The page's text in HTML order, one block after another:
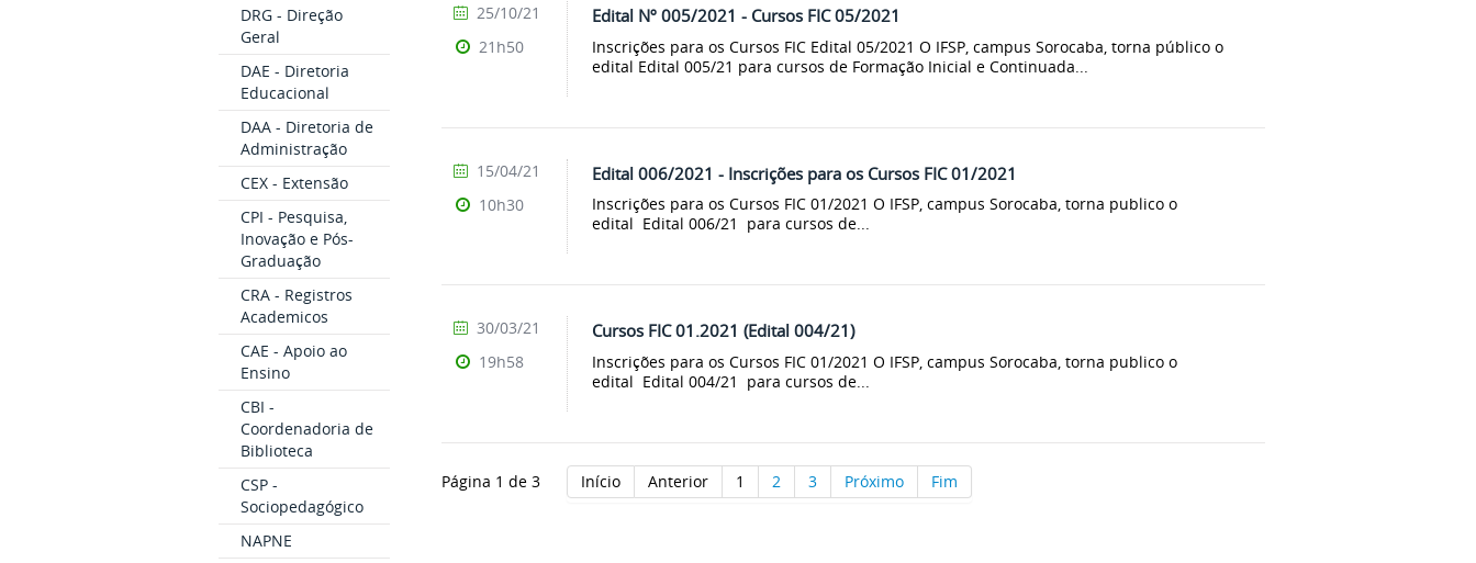
DRG - Direção
Geral
DAE - Diretoria
Educacional
DAA - Diretoria de
Administração
CEX - Extensão
CPI - Pesquisa,
Inovação e Pós-
Graduação
CRA - Registros
Academicos
CAE - Apoio ao
Ensino
CBI -
Coordenadoria de
Biblioteca
CSP -
Sociopedagógico
NAPNE
Edital Nº 005/2021 - Cursos FIC 05/2021
Inscrições para os Cursos FIC Edital 05/2021 O IFSP, campus Sorocaba, torna público o
edital Edital 005/21 para cursos de Formação Inicial e Continuada...
25/10/21
21h50
Edital 006/2021 - Inscrições para os Cursos FIC 01/2021
Inscrições para os Cursos FIC 01/2021 O IFSP, campus Sorocaba, torna publico o
edital Edital 006/21 para cursos de...
15/04/21
10h30
Cursos FIC 01.2021 (Edital 004/21)
Inscrições para os Cursos FIC 01/2021 O IFSP, campus Sorocaba, torna publico o
edital Edital 004/21 para cursos de...
30/03/21
19h58
Página 1 de 3 Início Anterior 1 2 3 Próximo Fim